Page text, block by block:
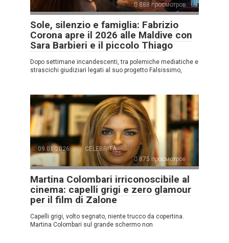
888 просмотров
Sole, silenzio e famiglia: Fabrizio
Corona apre il 2026 alle Maldive con
Sara Barbieri e il piccolo Thiago
Dopo settimane incandescenti, tra polemiche mediatiche e
strascichi giudiziari legati al suo progetto Falsissimo,
09.01.2026
CELEBRITÀ
875 просмотров
Martina Colombari irriconoscibile al
cinema: capelli grigi e zero glamour
per il film di Zalone
Capelli grigi, volto segnato, niente trucco da copertina.
Martina Colombari sul grande schermo non